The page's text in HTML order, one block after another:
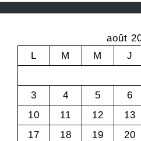
août
L
M M J
3
4 5 6
10
11 12 13
17
18 19 20